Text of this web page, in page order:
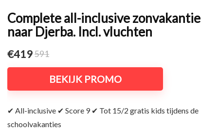
Complete all-inclusive zonvakantie
naar Djerba. Incl. vluchten
€419591
BEKIJK PROMO
✔ All-inclusive ✔ Score 9 ✔ Tot 15/2 gratis kids tijdens de
schoolvakanties